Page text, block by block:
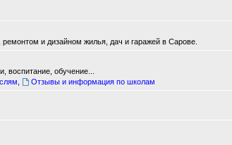
и дизайном жилья, дач и гаражей в Сарове.
воспитание, обучение...
Отзывы и информация по школам